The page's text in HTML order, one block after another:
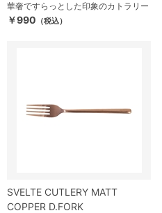
華奢ですらっとした印象のカトラリー
￥990 （税込）
SVELTE CUTLERY MATT
COPPER D.FORK